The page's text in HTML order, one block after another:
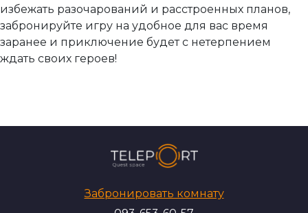
избежать разочарований и расстроенных планов,
забронируйте игру на удобное для вас время
заранее и приключение будет с нетерпением
ждать своих героев!
Забронировать комнату